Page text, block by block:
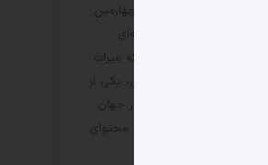
داور بخش میراث دیجیتال چهارمین
جشنواره بین‌المللی چندرسانه‌ای
میراث‌فرهنگی معتقد است که میراث
دیجیتال، با وجود نوپا بودن، یکی از
قدرتمندترین اشکال میراث در جهان
امروز است؛ میراثی که بدون محتوای